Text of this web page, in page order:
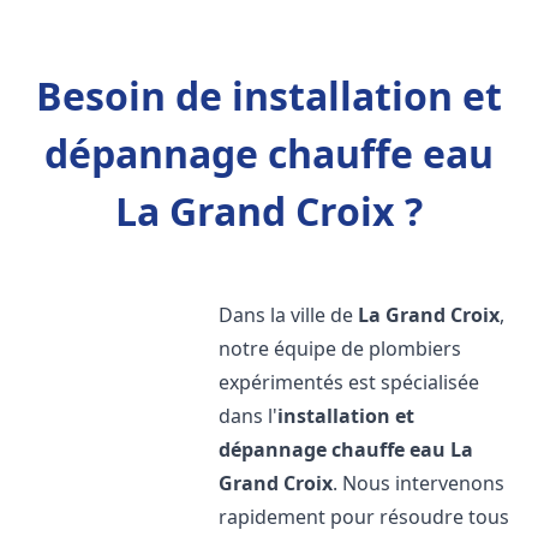
Besoin de installation et
dépannage chauffe eau
La Grand Croix ?
Dans la ville de La Grand Croix,
notre équipe de plombiers
expérimentés est spécialisée
dans l'installation et
dépannage chauffe eau La
Grand Croix. Nous intervenons
rapidement pour résoudre tous